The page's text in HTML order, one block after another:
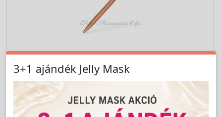
Cikkszám: PRBM3899E
Crystal Diamond Toll - Golden Rose - BaByliss
3+1 ajándék Jelly Mask